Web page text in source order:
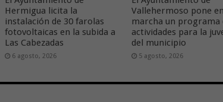
Hermigua licita la
instalación de 30 farolas
fotovoltaicas en la subida a
Las Cabezadas
6 agosto, 2026
Vallehermoso pone en
marcha un programa
actividades para la
del municipio
5 agosto, 2026